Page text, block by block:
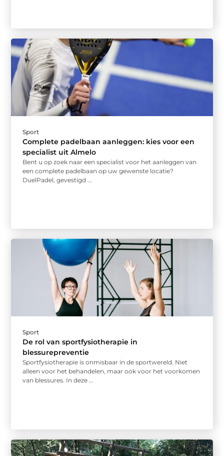
Sport
Complete padelbaan aanleggen: kies voor een
specialist uit Almelo
Bent u op zoek naar een specialist voor het aanleggen van
een complete padelbaan op uw gewenste locatie?
DuelPadel, gevestigd ...
Sport
De rol van sportfysiotherapie in
blessurepreventie
Sportfysiotherapie is onmisbaar in de sportwereld. Niet
alleen voor het behandelen, maar ook voor het voorkomen
van blessures. In deze ...